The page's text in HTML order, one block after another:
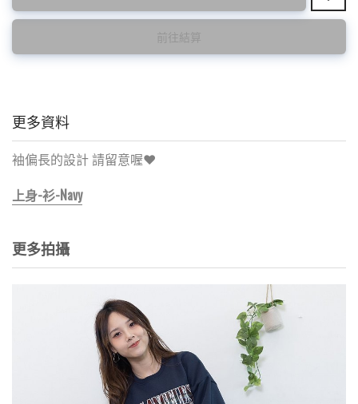
前往結算
更多資料
袖偏長的設計 請留意喔❤️
上身-衫-Navy
更多拍攝